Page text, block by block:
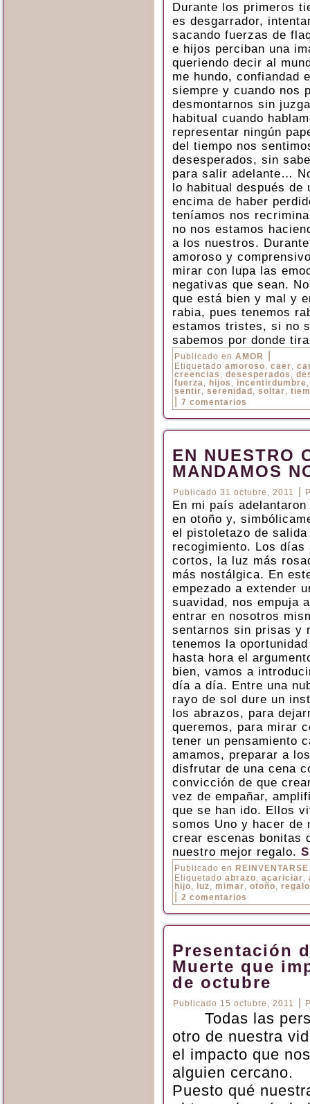
Durante los primeros
es desgarrador,
sacando fuerzas de
e hijos perciban una
queriendo decir al
me hundo, confiandad
siempre y cuando nos
desmontarnos sin
habitual cuando
representar ningún
del tiempo nos
desesperados, sin
para salir adelante…
lo habitual después de
encima de haber
teníamos nos
no nos estamos
a los nuestros.
amoroso y
mirar con lupa las
negativas que sean.
que está bien y mal y
rabia, pues tenemos
estamos tristes, si no
sabemos por donde
Publicado en AMOR
Etiquetado amoroso, caer,
creencias , desesperados ,
fuerza, hijos , incentirdumbre
sentir, serenidad , soltar,
7 comentarios
EN NUESTRO
MANDAMOS
Publicado 31 octubre, 2011
En mi país
en otoño y,
el pistoletazo de
recogimiento. Los
cortos, la luz más
más nostálgica. En
empezado a extender
suavidad, nos empuja
entrar en nosotros
sentarnos sin prisas y
tenemos la
hasta hora el
bien, vamos a
día a día. Entre una
rayo de sol dure un
los abrazos, para
queremos, para mirar
tener un pensamiento
amamos, preparar a
disfrutar de una cena
convicción de que
vez de empañar,
que se han ido. Ellos
somos Uno y hacer de
crear escenas bonitas
nuestro mejor regalo.
Publicado en REINVENTARSE
Etiquetado abrazo, acariciar,
hijo, luz, mimar, otoño, regalo
2 comentarios
Presentación
Muerte que
de octubre
Publicado 15 octubre, 2011
Todas las
otro de nuestra
el impacto que
alguien cercano.
Puesto qué